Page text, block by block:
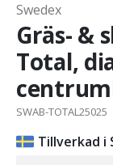
Swedex
Gräs- &
Total,
SWAB-TOTAL25025
Tillverkad i